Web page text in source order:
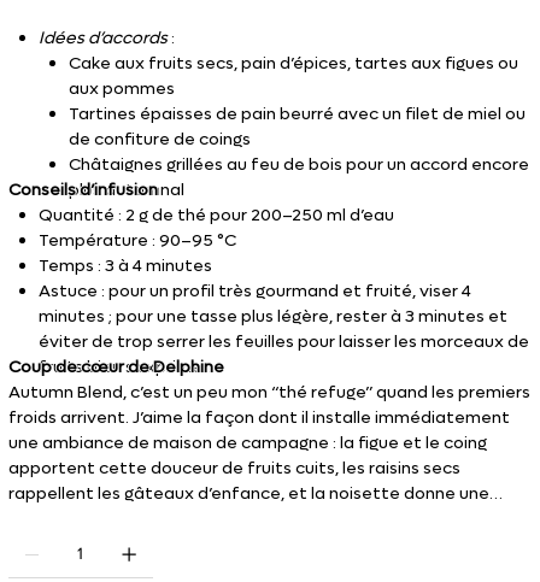
Idées d’accords:
Cake aux fruits secs, pain d’épices, tartes aux figues ou
aux pommes
Tartines épaisses de pain beurré avec un filet de miel ou
de confiture de coings
Châtaignes grillées au feu de bois pour un accord encore
plus automnal
Conseils d’infusion
Quantité : 2 g de thé pour 200–250 ml d’eau
Température : 90–95 °C
Temps : 3 à 4 minutes
Astuce : pour un profil très gourmand et fruité, viser 4
minutes ; pour une tasse plus légère, rester à 3 minutes et
éviter de trop serrer les feuilles pour laisser les morceaux de
fruits bien s’exprimer.
Coup de cœur de Delphine
Autumn Blend, c’est un peu mon “thé refuge” quand les premiers
froids arrivent. J’aime la façon dont il installe immédiatement
une ambiance de maison de campagne : la figue et le coing
apportent cette douceur de fruits cuits, les raisins secs
rappellent les gâteaux d’enfance, et la noisette donne une
C’est un thé que j’imagine très bien partagé après une
promenade, ou simplement pour prolonger la lumière d’un